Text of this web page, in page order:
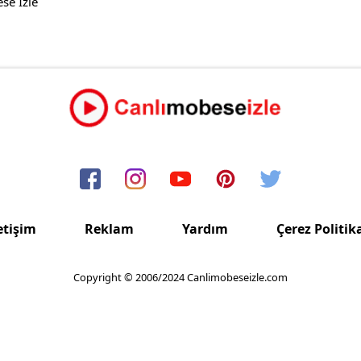
Reklam Yardım Çerez
Copyright © 2006/2024 Canlimobeseizle.com